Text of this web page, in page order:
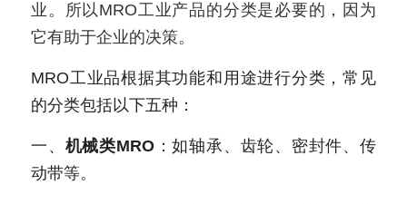
业。所以MRO工业产品的分类是必要的，因为
它有助于企业的决策。
MRO工业品根据其功能和用途进行分类，常见
的分类包括以下五种：
一、 机械类MRO：如轴承、齿轮、密封件、传
动带等。